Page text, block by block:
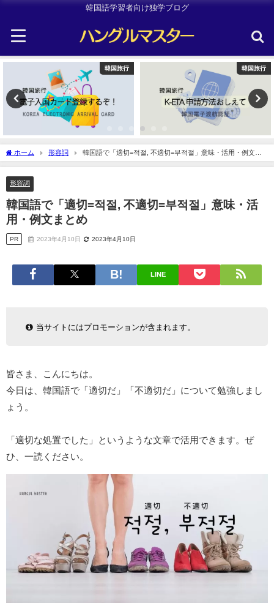
韓国語学習者向け独学ブログ
韓国旅行 韓国旅行
ホーム 形容詞
韓国語で「適切=적절, 不適切=부적절」意味・活用・例文ま
とめ
形容詞
韓国語で「適切=적절, 不適切=부적절」意味・活
用・例文まとめ
PR 2023年4月10日 2023年4月10日
LINE
当サイトにはプロモーションが含まれます。
皆さま、こんにちは。
今日は、韓国語で「適切だ」「不適切だ」について勉強しまし
ょう。
「適切な処置でした」というような文章で活用できます。ぜ
ひ、一読ください。